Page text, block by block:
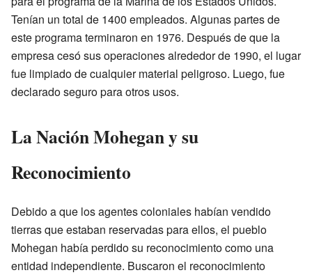
Tenían un total de 1400 empleados. Algunas partes de
este programa terminaron en 1976. Después de que la
empresa cesó sus operaciones alrededor de 1990, el lugar
fue limpiado de cualquier material peligroso. Luego, fue
declarado seguro para otros usos.
La Nación Mohegan y su
Reconocimiento
Debido a que los agentes coloniales habían vendido
tierras que estaban reservadas para ellos, el pueblo
Mohegan había perdido su reconocimiento como una
entidad independiente. Buscaron el reconocimiento